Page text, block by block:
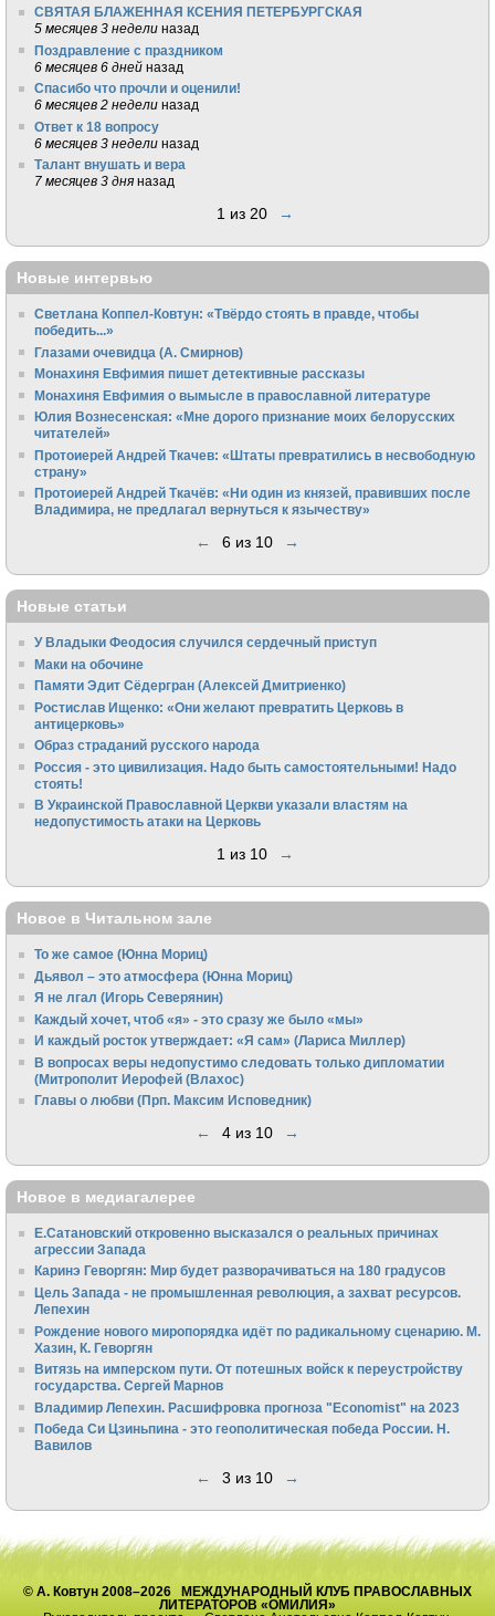
СВЯТАЯ БЛАЖЕННАЯ КСЕНИЯ ПЕТЕРБУРГСКАЯ
5 месяцев 3 недели назад
Поздравление с праздником
6 месяцев 6 дней назад
Спасибо что прочли и оценили!
6 месяцев 2 недели назад
Ответ к 18 вопросу
6 месяцев 3 недели назад
Талант внушать и вера
7 месяцев 3 дня назад
1 из 20 →
Новые интервью
Светлана Коппел-Ковтун: «Твёрдо стоять в правде, чтобы
победить...»
Глазами очевидца (А. Смирнов)
Монахиня Евфимия пишет детективные рассказы
Монахиня Евфимия о вымысле в православной литературе
Юлия Вознесенская: «Мне дорого признание моих белорусских
читателей»
Протоиерей Андрей Ткачев: «Штаты превратились в несвободную
страну»
Протоиерей Андрей Ткачёв: «Ни один из князей, правивших после
Владимира, не предлагал вернуться к язычеству»
← 6 из 10 →
Новые статьи
У Владыки Феодосия случился сердечный приступ
Маки на обочине
Памяти Эдит Сёдергран (Алексей Дмитриенко)
Ростислав Ищенко: «Они желают превратить Церковь в
антицерковь»
Образ страданий русского народа
Россия - это цивилизация. Надо быть самостоятельными! Надо
стоять!
В Украинской Православной Церкви указали властям на
недопустимость атаки на Церковь
1 из 10 →
Новое в Читальном зале
То же самое (Юнна Мориц)
Дьявол – это атмосфера (Юнна Мориц)
Я не лгал (Игорь Северянин)
Каждый хочет, чтоб «я» - это сразу же было «мы»
И каждый росток утверждает: «Я сам» (Лариса Миллер)
В вопросах веры недопустимо следовать только дипломатии
(Митрополит Иерофей (Влахос)
Главы о любви (Прп. Максим Исповедник)
← 4 из 10 →
Новое в медиагалерее
Е.Сатановский откровенно высказался о реальных причинах
агрессии Запада
Каринэ Геворгян: Мир будет разворачиваться на 180 градусов
Цель Запада - не промышленная революция, а захват ресурсов.
Лепехин
Рождение нового миропорядка идёт по радикальному сценарию. М.
Хазин, К. Геворгян
Витязь на имперском пути. От потешных войск к переустройству
государства. Сергей Марнов
Владимир Лепехин. Расшифровка прогноза "Economist" на 2023
Победа Си Цзиньпина - это геополитическая победа России. Н.
Вавилов
← 3 из 10 →
© А. Ковтун 2008–2026 МЕЖДУНАРОДНЫЙ КЛУБ ПРАВОСЛАВНЫХ
ЛИТЕРАТОРОВ «ОМИЛИЯ»